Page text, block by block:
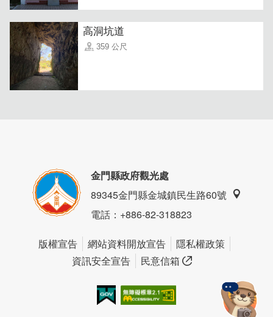
「現點現煮」是這間店的堅持，不論是簡單小品還是豐富套
餐，都保證食材新鮮、湯頭暖心。每一口，都是家的味道，
也是一種在異鄉的安慰與療癒。
高洞坑道
359 公尺
金門縣政府觀光處
89345金門縣金城鎮民生路60號
電話：+886-82-318823
版權宣告 網站資料開放宣告
隱私權政策
資訊安全宣告
民意信箱